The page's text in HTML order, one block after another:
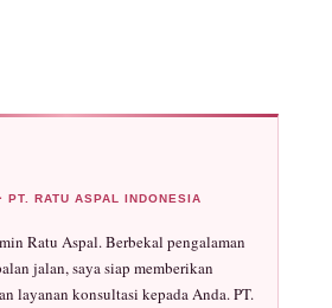
PT. RATU ASPAL INDONESIA
Ratu Aspal. Berbekal pengalaman
jalan, saya siap memberikan
layanan konsultasi kepada Anda. PT.